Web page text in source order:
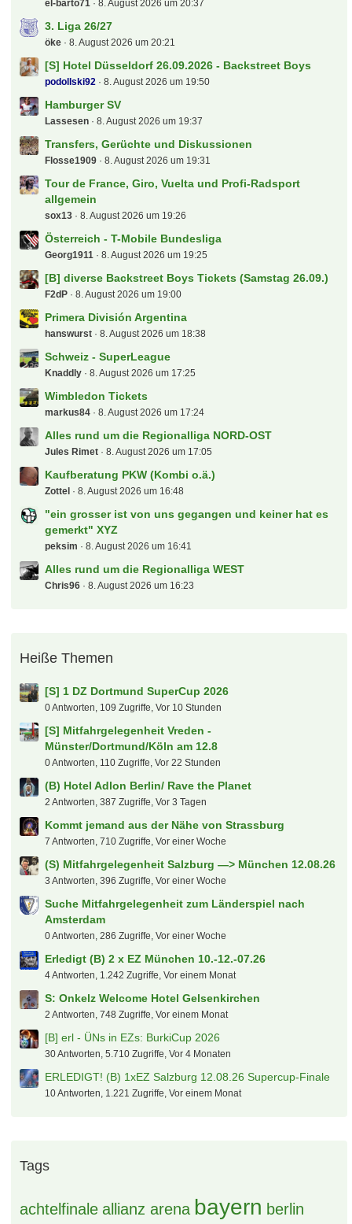
el-barto71 8. August 2026 um 20:37
3. Liga 26/27
öke 8. August 2026 um 20:21
[S] Hotel Düsseldorf 26.09.2026 - Backstreet Boys
podollski92 8. August 2026 um 19:50
Hamburger SV
Lassesen 8. August 2026 um 19:37
Transfers, Gerüchte und Diskussionen
Flosse1909 8. August 2026 um 19:31
Tour de France, Giro, Vuelta und Profi-Radsport
allgemein
sox13 8. August 2026 um 19:26
Österreich - T-Mobile Bundesliga
Georg1911 8. August 2026 um 19:25
[B] diverse Backstreet Boys Tickets (Samstag 26.09.)
F2dP 8. August 2026 um 19:00
Primera División Argentina
hanswurst 8. August 2026 um 18:38
Schweiz - SuperLeague
Knaddly 8. August 2026 um 17:25
Wimbledon Tickets
markus84 8. August 2026 um 17:24
Alles rund um die Regionalliga NORD-OST
Jules Rimet 8. August 2026 um 17:05
Kaufberatung PKW (Kombi o.ä.)
Zottel 8. August 2026 um 16:48
"ein grosser ist von uns gegangen und keiner hat es
gemerkt" XYZ
peksim 8. August 2026 um 16:41
Alles rund um die Regionalliga WEST
Chris96 8. August 2026 um 16:23
Heiße Themen
[S] 1 DZ Dortmund SuperCup 2026
0 Antworten, 109 Zugriffe, Vor 10 Stunden
[S] Mitfahrgelegenheit Vreden -
Münster/Dortmund/Köln am 12.8
0 Antworten, 110 Zugriffe, Vor 22 Stunden
(B) Hotel Adlon Berlin/ Rave the Planet
2 Antworten, 387 Zugriffe, Vor 3 Tagen
Kommt jemand aus der Nähe von Strassburg
7 Antworten, 710 Zugriffe, Vor einer Woche
(S) Mitfahrgelegenheit Salzburg —> München 12.08.26
3 Antworten, 396 Zugriffe, Vor einer Woche
Suche Mitfahrgelegenheit zum Länderspiel nach
Amsterdam
0 Antworten, 286 Zugriffe, Vor einer Woche
Erledigt (B) 2 x EZ München 10.-12.-07.26
4 Antworten, 1.242 Zugriffe, Vor einem Monat
S: Onkelz Welcome Hotel Gelsenkirchen
2 Antworten, 748 Zugriffe, Vor einem Monat
[B] erl - ÜNs in EZs: BurkiCup 2026
30 Antworten, 5.710 Zugriffe, Vor 4 Monaten
ERLEDIGT! (B) 1xEZ Salzburg 12.08.26 Supercup-Finale
10 Antworten, 1.221 Zugriffe, Vor einem Monat
Tags
achtelfinale allianz arena bayern berlin